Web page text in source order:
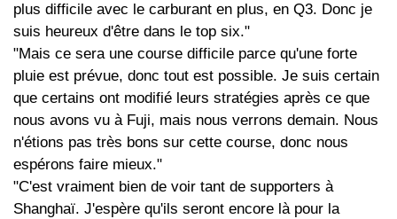
plus difficile avec le carburant en plus, en Q3. Donc je
suis heureux d'être dans le top six."
"Mais ce sera une course difficile parce qu'une forte
pluie est prévue, donc tout est possible. Je suis certain
que certains ont modifié leurs stratégies après ce que
nous avons vu à Fuji, mais nous verrons demain. Nous
n'étions pas très bons sur cette course, donc nous
espérons faire mieux."
"C'est vraiment bien de voir tant de supporters à
Shanghaï. J'espère qu'ils seront encore là pour la